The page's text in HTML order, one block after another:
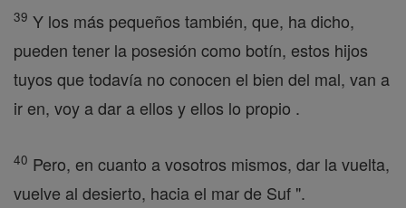
39 Y los más pequeños también, que, ha dicho,
pueden tener la posesión como botín, estos hijos
tuyos que todavía no conocen el bien del mal, van a
ir en, voy a dar a ellos y ellos lo propio .
40 Pero, en cuanto a vosotros mismos, dar la vuelta,
vuelve al desierto, hacia el mar de Suf ".